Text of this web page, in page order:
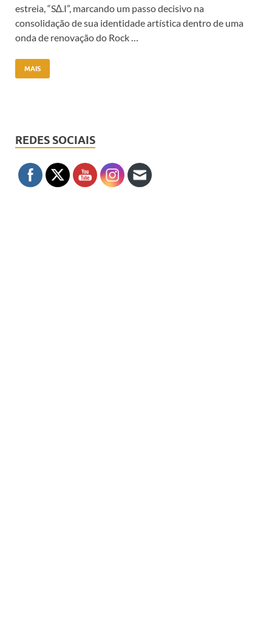
estreia, “S∆.I”, marcando um passo decisivo na
consolidação de sua identidade artística dentro de uma
onda de renovação do Rock …
MAIS
REDES SOCIAIS